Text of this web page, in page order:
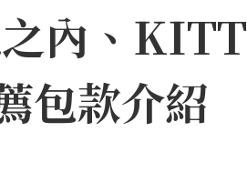
內、
包款介紹